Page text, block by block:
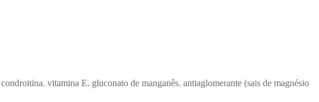
vitamina E. gluconato de manganês. antiaglomerante (sais de magnésio